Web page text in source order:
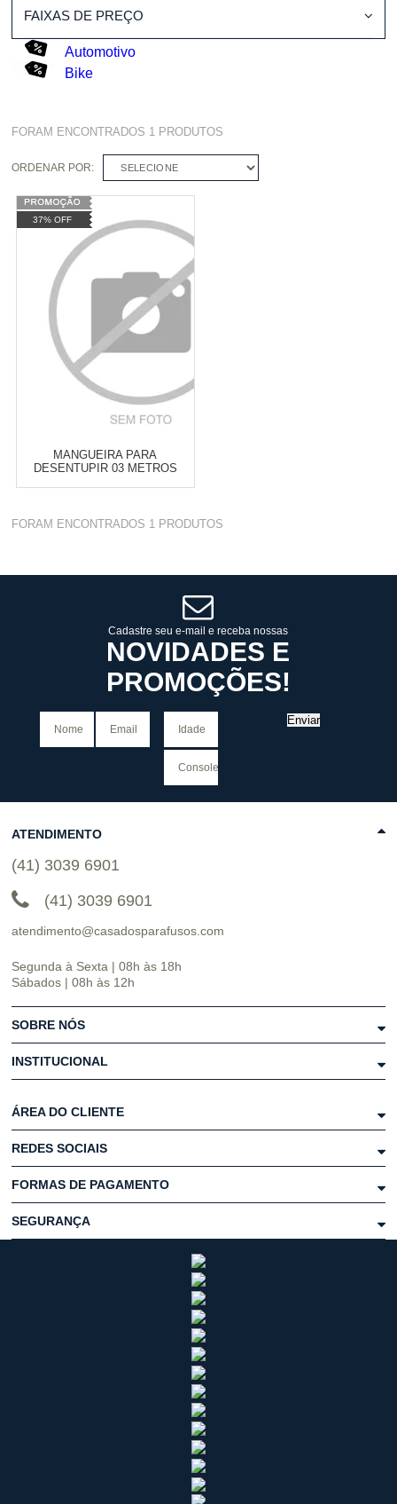
FAIXAS DE PREÇO
Automotivo
Bike
FORAM ENCONTRADOS 1 PRODUTOS
ORDENAR POR: SELECIONE
37% OFF
MANGUEIRA PARA
DESENTUPIR 03 METROS
Varejo: R$ 4.050,70
10 x de R$ 255,09
FORAM ENCONTRADOS 1 PRODUTOS
Cadastre seu e-mail e receba nossas
NOVIDADES E
PROMOÇÕES!
Enviar
ATENDIMENTO
(41) 3039 6901
(41) 3039 6901
atendimento@casadosparafusos.com
Segunda à Sexta | 08h às 18h
Sábados | 08h às 12h
SOBRE NÓS
INSTITUCIONAL
ÁREA DO CLIENTE
REDES SOCIAIS
FORMAS DE PAGAMENTO
SEGURANÇA